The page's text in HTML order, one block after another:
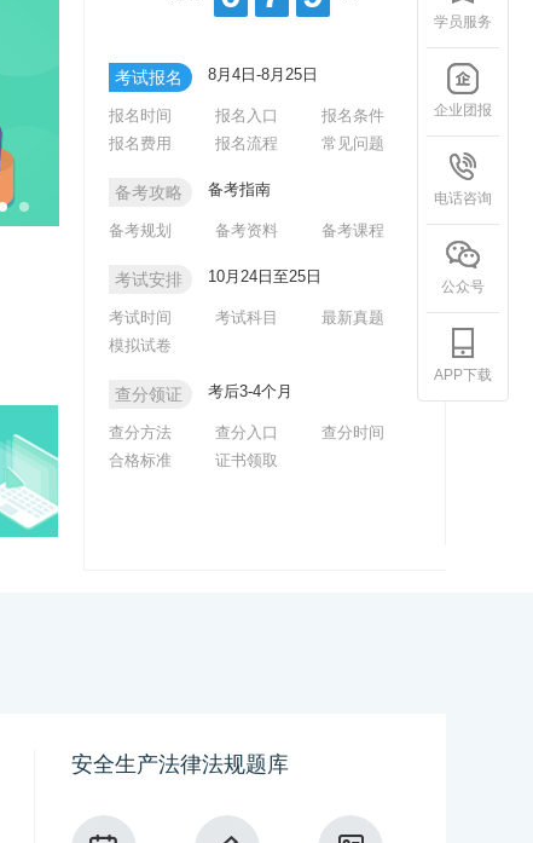
考试报名 8月4日-8月25日
报名时间 报名入口
报名条件
报名费用
报名流程 常见问题
备考攻略 备考指南
备考规划 备考资料 备考课程
考试安排 10月24日至25日
考试时间 考试科目
最新真题
模拟试卷
查分领证 考后3-4个月
查分方法 查分入口
查分时间
合格标准
证书领取
安全生产法律法规题库
学员服务
企业团报
电话咨询
公众号
APP下载